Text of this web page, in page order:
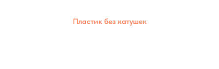
Пластик без катушек